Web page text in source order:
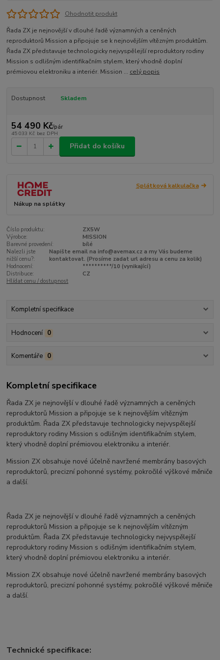
Ohodnotit produkt
Řada ZX je nejnovější v dlouhé řadě významných a ceněných
reproduktorů Mission a připojuje se k nejnovějším vítězným produktům.
Řada ZX představuje technologicky nejvyspělejší reproduktory rodiny
Mission s odlišným identifikačním stylem, který vhodně doplní
prémiovou elektroniku a interiér. Mission ... celý popis
Dostupnost Skladem
54 490 Kč/pár
45 033 Kč bez DPH
Přidat do košíku
Splátková kalkulačka
Nákup na splátky
Číslo produktu:
ZX5W
Výrobce:
MISSION
Barevné provedení:
bílé
Nalezli jste
nižší cenu?:
Napište email na info@avemax.cz a my Vás budeme
kontaktovat. (Prosíme zadat url adresu a cenu za kolik)
Hodnocení:
**********/10 (vynikající)
Distribuce:
CZ
Hlídat cenu / dostupnost
Kompletní specifikace
Hodnocení 0
Komentáře 0
Kompletní specifikace
Řada ZX je nejnovější v dlouhé řadě významných a ceněných
reproduktorů Mission a připojuje se k nejnovějším vítězným
produktům. Řada ZX představuje technologicky nejvyspělejší
reproduktory rodiny Mission s odlišným identifikačním stylem,
který vhodně doplní prémiovou elektroniku a interiér.
Mission ZX obsahuje nové účelně navržené membrány basových
reproduktorů, precizní pohonné systémy, pokročilé výškové měniče
a další.
Řada ZX je nejnovější v dlouhé řadě významných a ceněných
reproduktorů Mission a připojuje se k nejnovějším vítězným
produktům. Řada ZX představuje technologicky nejvyspělejší
reproduktory rodiny Mission s odlišným identifikačním stylem,
který vhodně doplní prémiovou elektroniku a interiér.
Mission ZX obsahuje nové účelně navržené membrány basových
reproduktorů, precizní pohonné systémy, pokročilé výškové měniče
a další.
Technické specifikace: